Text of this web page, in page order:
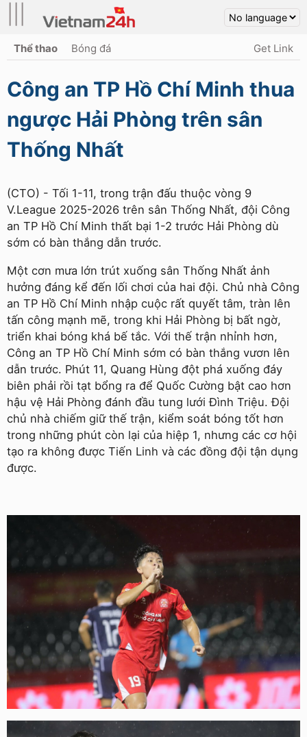
Thể thao Bóng đá Get Link
Công an TP Hồ Chí Minh thua
ngược Hải Phòng trên sân
Thống Nhất
(CTO) - Tối 1-11, trong trận đấu thuộc vòng 9
V.League 2025-2026 trên sân Thống Nhất, đội Công
an TP Hồ Chí Minh thất bại 1-2 trước Hải Phòng dù
sớm có bàn thắng dẫn trước.
Một cơn mưa lớn trút xuống sân Thống Nhất ảnh
hưởng đáng kể đến lối chơi của hai đội. Chủ nhà Công
an TP Hồ Chí Minh nhập cuộc rất quyết tâm, tràn lên
tấn công mạnh mẽ, trong khi Hải Phòng bị bất ngờ,
triển khai bóng khá bế tắc. Với thế trận nhỉnh hơn,
Công an TP Hồ Chí Minh sớm có bàn thắng vươn lên
dẫn trước. Phút 11, Quang Hùng đột phá xuống đáy
biên phải rồi tạt bổng ra để Quốc Cường bật cao hơn
hậu vệ Hải Phòng đánh đầu tung lưới Đình Triệu. Đội
chủ nhà chiếm giữ thế trận, kiểm soát bóng tốt hơn
trong những phút còn lại của hiệp 1, nhưng các cơ hội
tạo ra không được Tiến Linh và các đồng đội tận dụng
được.